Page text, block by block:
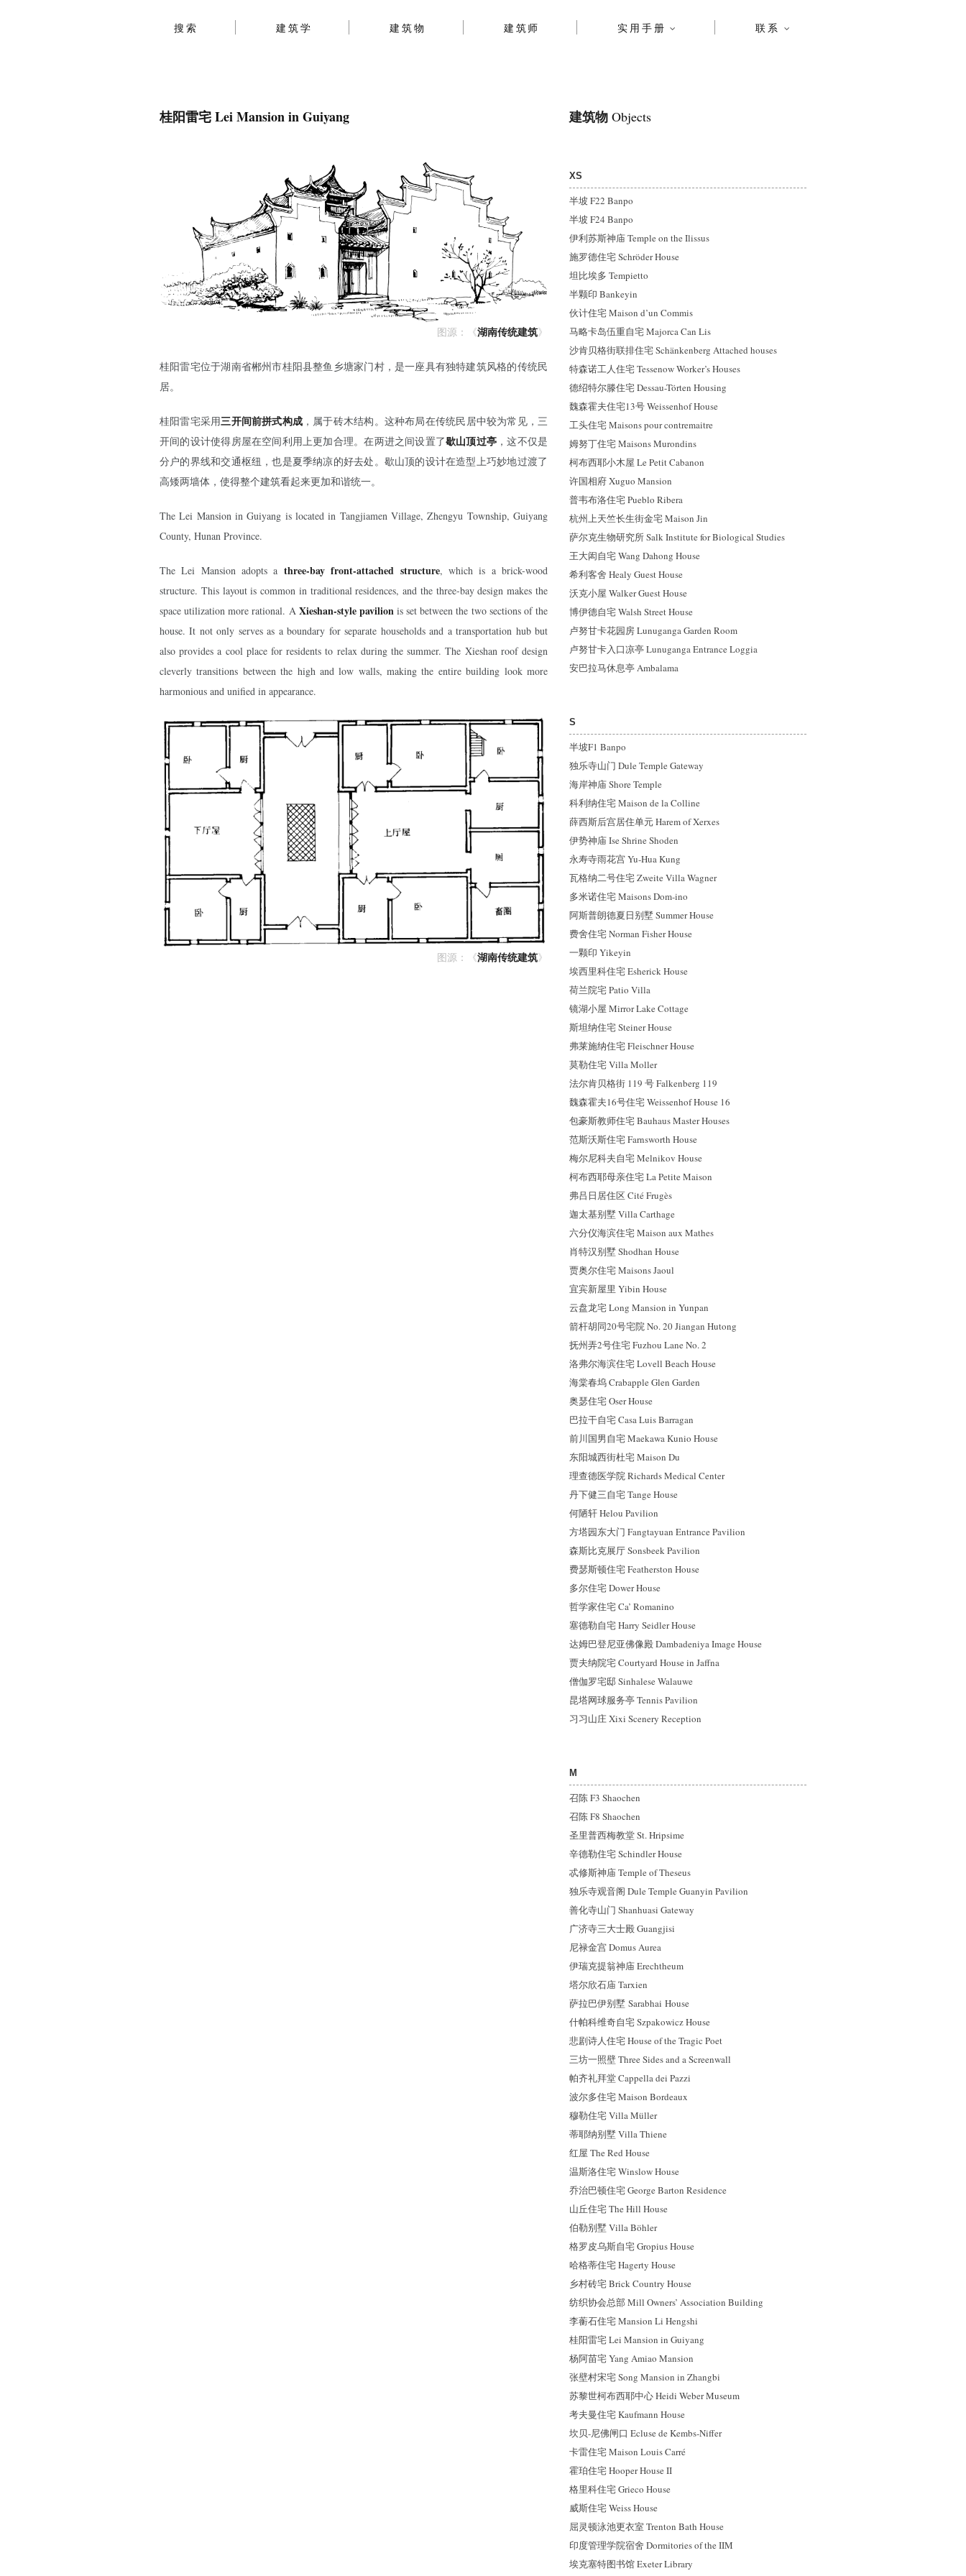
搜索 建筑学 建筑物 建筑师 实用手册 联系
桂阳雷宅 Lei Mansion in Guiyang
图源： 《湖南传统建筑》
桂阳雷宅位于湖南省郴州市桂阳县整鱼乡塘家门村，是一座具有独特建筑风格的传统民
居。
桂阳雷宅采用三开间前拼式构成 ，属于砖木结构。这种布局在传统民居中较为常见，三
开间的设计使得房屋在空间利用上更加合理。在两进之间设置了歇山顶过亭 ，这不仅是
分户的界线和交通枢纽，也是夏季纳凉的好去处。歇山顶的设计在造型上巧妙地过渡了
高矮两墙体，使得整个建筑看起来更加和谐统一。
The Lei Mansion in Guiyang is located in Tangjiamen Village, Zhengyu Township, Guiyang
County, Hunan Province.
The Lei Mansion adopts a three-bay front-attached structure, which is a brick-wood
structure. This layout is common in traditional residences, and the three-bay design makes the
space utilization more rational. A Xieshan-style pavilionis set between the two sections of the
house. It not only serves as a boundary for separate households and a transportation hub but
also provides a cool place for residents to relax during the summer. The Xieshan roof design
cleverly transitions between the high and low walls, making the entire building look more
harmonious and unified in appearance.
图源： 《湖南传统建筑》
建筑物 Objects
XS
半坡 F22 Banpo
半坡 F24 Banpo
伊利苏斯神庙 Temple on the Ilissus
施罗德住宅 Schröder House
坦比埃多 Tempietto
半颗印 Bankeyin
伙计住宅 Maison d’un Commis
马略卡岛伍重自宅 Majorca Can Lis
沙肯贝格街联排住宅 Schänkenberg Attached houses
特森诺工人住宅 Tessenow Worker’s Houses
德绍特尔滕住宅 Dessau-Törten Housing
魏森霍夫住宅13号 Weissenhof House
工头住宅 Maisons pour contremaitre
姆努丁住宅 Maisons Murondins
柯布西耶小木屋 Le Petit Cabanon
许国相府 Xuguo Mansion
普韦布洛住宅 Pueblo Ribera
杭州上天竺长生街金宅 Maison Jin
萨尔克生物研究所 Salk Institute for Biological Studies
王大闳自宅 Wang Dahong House
希利客舍 Healy Guest House
沃克小屋 Walker Guest House
博伊德自宅 Walsh Street House
卢努甘卡花园房 Lunuganga Garden Room
卢努甘卡入口凉亭 Lunuganga Entrance Loggia
安巴拉马休息亭 Ambalama
S
半坡F1 Banpo
独乐寺山门 Dule Temple Gateway
海岸神庙 Shore Temple
科利纳住宅 Maison de la Colline
薛西斯后宫居住单元 Harem of Xerxes
伊势神庙 Ise Shrine Shoden
永寿寺雨花宫 Yu-Hua Kung
瓦格纳二号住宅 Zweite Villa Wagner
多米诺住宅 Maisons Dom-ino
阿斯普朗德夏日别墅 Summer House
费舍住宅 Norman Fisher House
一颗印 Yikeyin
埃西里科住宅 Esherick House
荷兰院宅 Patio Villa
镜湖小屋 Mirror Lake Cottage
斯坦纳住宅 Steiner House
弗莱施纳住宅 Fleischner House
莫勒住宅 Villa Moller
法尔肯贝格街 119 号 Falkenberg 119
魏森霍夫16号住宅 Weissenhof House 16
包豪斯教师住宅 Bauhaus Master Houses
范斯沃斯住宅 Farnsworth House
梅尔尼科夫自宅 Melnikov House
柯布西耶母亲住宅 La Petite Maison
弗吕日居住区 Cité Frugès
迦太基别墅 Villa Carthage
六分仪海滨住宅 Maison aux Mathes
肖特汉别墅 Shodhan House
贾奥尔住宅 Maisons Jaoul
宜宾新屋里 Yibin House
云盘龙宅 Long Mansion in Yunpan
箭杆胡同20号宅院 No. 20 Jiangan Hutong
抚州弄2号住宅 Fuzhou Lane No. 2
洛弗尔海滨住宅 Lovell Beach House
海棠春坞 Crabapple Glen Garden
奥瑟住宅 Oser House
巴拉干自宅 Casa Luis Barragan
前川国男自宅 Maekawa Kunio House
东阳城西街杜宅 Maison Du
理查德医学院 Richards Medical Center
丹下健三自宅 Tange House
何陋轩 Helou Pavilion
方塔园东大门 Fangtayuan Entrance Pavilion
森斯比克展厅 Sonsbeek Pavilion
费瑟斯顿住宅 Featherston House
多尔住宅 Dower House
哲学家住宅 Ca’ Romanino
塞德勒自宅 Harry Seidler House
达姆巴登尼亚佛像殿 Dambadeniya Image House
贾夫纳院宅 Courtyard House in Jaffna
僧伽罗宅邸 Sinhalese Walauwe
昆塔网球服务亭 Tennis Pavilion
习习山庄 Xixi Scenery Reception
M
召陈 F3 Shaochen
召陈 F8 Shaochen
圣里普西梅教堂 St. Hripsime
辛德勒住宅 Schindler House
忒修斯神庙 Temple of Theseus
独乐寺观音阁 Dule Temple Guanyin Pavilion
善化寺山门 Shanhuasi Gateway
广济寺三大士殿 Guangjisi
尼禄金宫 Domus Aurea
伊瑞克提翁神庙 Erechtheum
塔尔欣石庙 Tarxien
萨拉巴伊别墅 Sarabhai House
什帕科维奇自宅 Szpakowicz House
悲剧诗人住宅 House of the Tragic Poet
三坊一照壁 Three Sides and a Screenwall
帕齐礼拜堂 Cappella dei Pazzi
波尔多住宅 Maison Bordeaux
穆勒住宅 Villa Müller
蒂耶纳别墅 Villa Thiene
红屋 The Red House
温斯洛住宅 Winslow House
乔治巴顿住宅 George Barton Residence
山丘住宅 The Hill House
伯勒别墅 Villa Böhler
格罗皮乌斯自宅 Gropius House
哈格蒂住宅 Hagerty House
乡村砖宅 Brick Country House
纺织协会总部 Mill Owners’ Association Building
李蘅石住宅 Mansion Li Hengshi
桂阳雷宅 Lei Mansion in Guiyang
杨阿苗宅 Yang Amiao Mansion
张壁村宋宅 Song Mansion in Zhangbi
苏黎世柯布西耶中心 Heidi Weber Museum
考夫曼住宅 Kaufmann House
坎贝-尼佛闸口 Ecluse de Kembs-Niffer
卡雷住宅 Maison Louis Carré
霍珀住宅 Hooper House II
格里科住宅 Grieco House
威斯住宅 Weiss House
屈灵顿泳池更衣室 Trenton Bath House
印度管理学院宿舍 Dormitories of the IIM
埃克塞特图书馆 Exeter Library